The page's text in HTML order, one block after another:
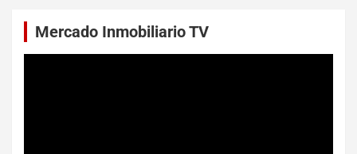
Mercado Inmobiliario TV